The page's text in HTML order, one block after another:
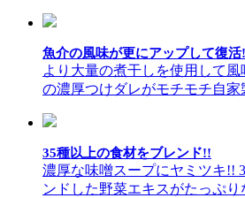
魚介の風味が更にアップして復活
より大量の煮干しを使用して
の濃厚つけダレがモチモチ自家
35種以上の食材をブレンド!!
濃厚な味噌スープにヤミツキ!!
ンドした野菜エキスがたっぷり